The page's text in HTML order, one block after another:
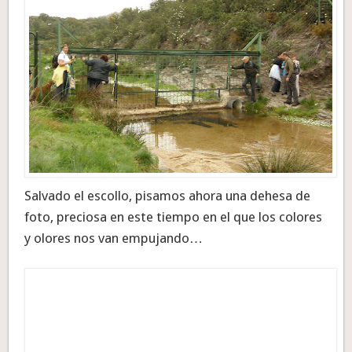
Salvado el escollo, pisamos ahora una dehesa de
foto, preciosa en este tiempo en el que los colores
y olores nos van empujando…